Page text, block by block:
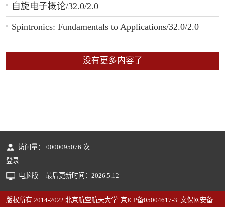
自旋电子概论/32.0/2.0
Spintronics: Fundamentals to Applications/32.0/2.0
没有更多内容了
访问量： 0000095076 次
登录
电脑版
最后更新时间： 2026 5 12
版权所有 2014-2022 北京航空航天大学 京ICP备05004617-3 文保网安备